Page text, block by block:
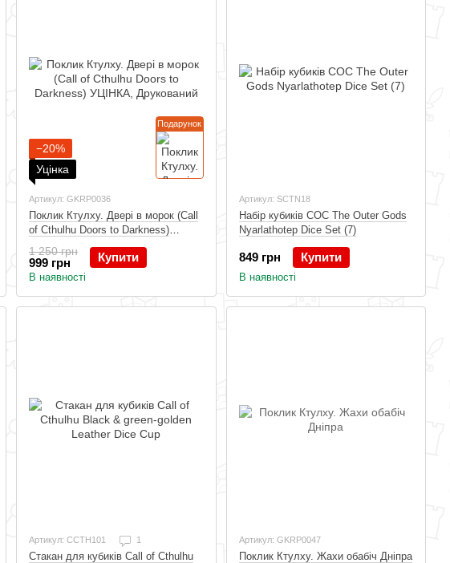
Подарунок
−20%
Уцінка
Артикул: GKRP0036
Поклик Ктулху. Двері в морок (Call
of Cthulhu Doors to Darkness)
УЦІНКА, Друкований
1 250 грн
999 грн Купити
В наявності
Артикул: SCTN18
Набір кубиків COC The Outer Gods
Nyarlathotep Dice Set (7)
849 грн Купити
В наявності
Артикул: CCTH101 1
Стакан для кубиків Call of Cthulhu
Артикул: GKRP0047
Поклик Ктулху. Жахи обабіч Дніпра